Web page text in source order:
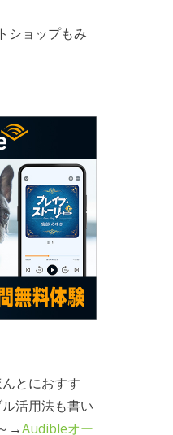
ショップもみ
とにおすす
活用法も書い
→Audibleオー